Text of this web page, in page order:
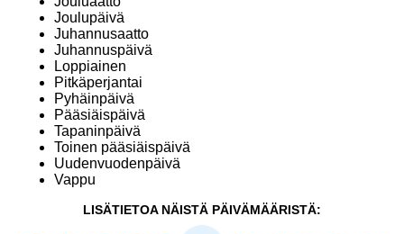
Joulupäivä
Juhannusaatto
Juhannuspäivä
Loppiainen
Pitkäperjantai
Pyhäinpäivä
Pääsiäispäivä
Tapaninpäivä
Toinen pääsiäispäivä
Uudenvuodenpäivä
Vappu
LISÄTIETOA NÄISTÄ PÄIVÄMÄÄRISTÄ: